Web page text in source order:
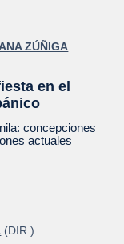
ZÚÑIGA
en el
concepciones
actuales
(DIR.)